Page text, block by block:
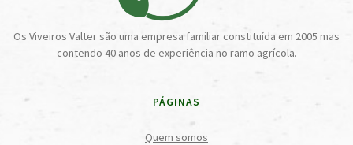
Os Viveiros Valter são uma empresa familiar constituída em 2005 mas
contendo 40 anos de experiência no ramo agrícola.
PÁGINAS
Quem somos